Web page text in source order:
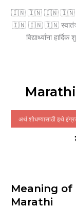
🇮🇳 🇮🇳 🇮🇳 🇮🇳 🇮🇳
🇮🇳 🇮🇳 🇮🇳
Meaning of
Marathi